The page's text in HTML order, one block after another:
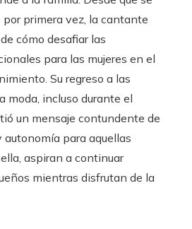
primera vez, la cantante
cómo desafiar las
para las mujeres en el
Su regreso a las
moda, incluso durante el
un mensaje contundente de
para aquellas
aspiran a continuar
mientras disfrutan de la